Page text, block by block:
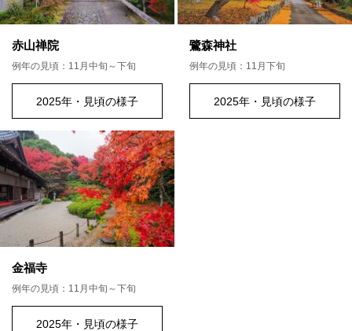
赤山禅院
例年の見頃：11月中旬～下旬
2025年・見頃の様子
鷺森神社
例年の見頃：11月下旬
2025年・見頃の様子
金福寺
例年の見頃：11月中旬～下旬
2025年・見頃の様子